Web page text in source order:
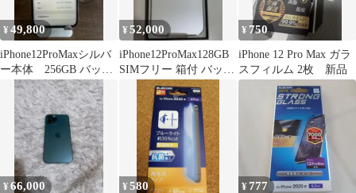
¥49,800
iPhone12ProMaxシルバ
ー本体 256GB バッテ
リー100%
¥52,000
iPhone12ProMax128GB
SIMフリー 箱付 バッテ
リー84%
¥ 750
iPhone 12 Pro Max ガラ
スフィルム 2枚 新品
¥66,000 ¥580 ¥ 777